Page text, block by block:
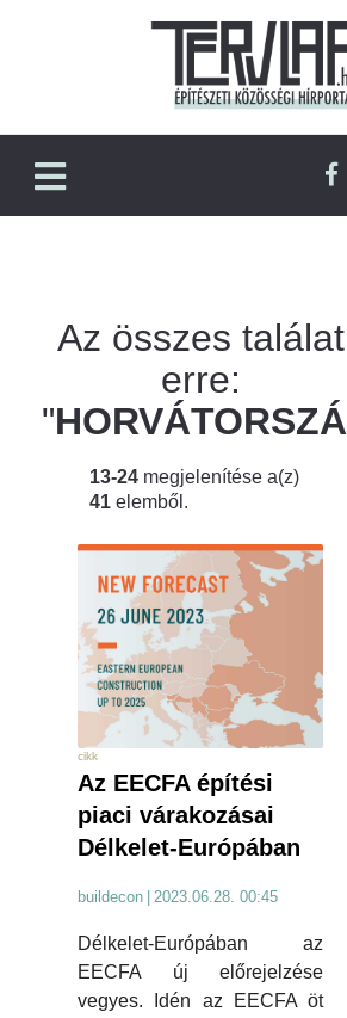
Az összes találat
erre:
"
13-24 megjelenítése a(z)
41 elemből.
cikk
Az EECFA építési
piaci várakozásai
Délkelet-Európában
buildecon 2023.06.28. 00:45
Délkelet-Európában az
EECFA új előrejelzése
vegyes. Idén az EECFA öt